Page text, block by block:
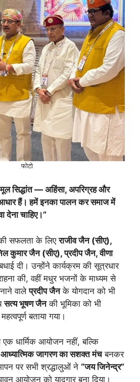
फोटो
सिद्धांत — अहिंसा, अपरिग्रह और
हैं। हमें इनका पालन कर समाज में
देना चाहिए।”
सफलता के लिएराजीव जैन (सीए),
कुमार जैन (सीए), प्रदीप जैन, वीणा
दी। उन्होंने कार्यक्रम की सूत्रधार
की, वहीं मधुर भजनों के माध्यम से
वालेप्रदीप जैनके योगदान को भी
सत्य भूषण जैनकी भूमिका को भी
बताया गया।
धार्मिक आयोजन नहीं, बल्कि
जागरण का सशक्त मंचबनकर
पर सभी श्रद्धालुओं ने “जय जिनेन्द्र”
आयोजन को यादगार बना दिया।